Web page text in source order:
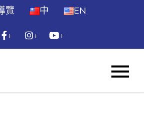
覽 中 EN
+ + +